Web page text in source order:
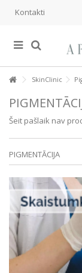
Kontakti
SkinClinic
Šeit pašlaik nav
PIGMENTĀCIJA